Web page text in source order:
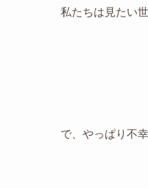
私たちは見たい
で、やっぱり不